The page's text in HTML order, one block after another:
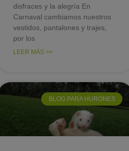
disfraces y la alegría En
Carnaval cambiamos nuestros
vestidos, pantalones y trajes,
por los
LEER MÁS >>
BLOG PARA HURONES